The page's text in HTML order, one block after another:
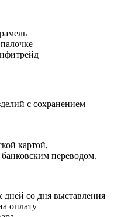
с сохранением
картой,
переводом.
дней со дня выставления
оплату